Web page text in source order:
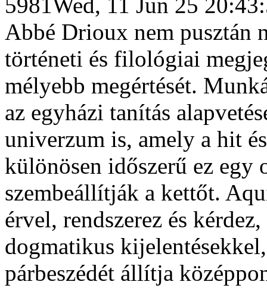
Abbé Drioux nem
történeti és filológiai
mélyebb megértését.
az egyházi tanítás
univerzum is, amely a hit
különösen időszerű ez
szembeállítják a kettőt.
érvel, rendszerez és
dogmatikus
párbeszédét állítja